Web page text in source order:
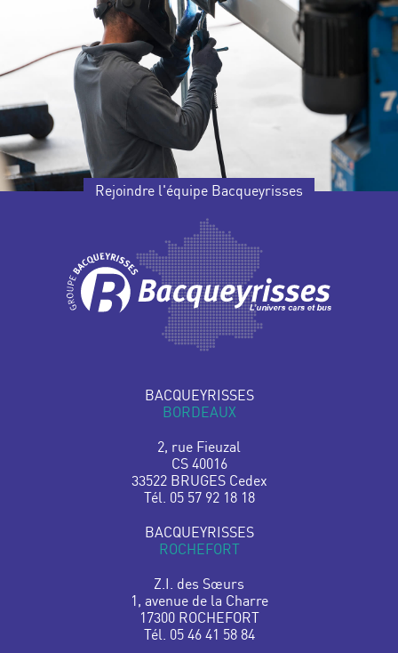
Rejoindre l'équipe Bacqueyrisses
BACQUEYRISSES
BORDEAUX
2, rue Fieuzal
CS 40016
33522 BRUGES Cedex
Tél. 05 57 92 18 18
BACQUEYRISSES
ROCHEFORT
Z.I. des Sœurs
1, avenue de la Charre
17300 ROCHEFORT
Tél. 05 46 41 58 84